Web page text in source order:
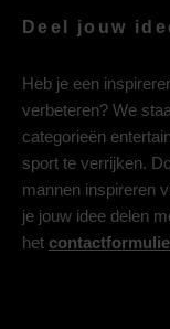
Deel jouw
Heb je een
verbeteren? We
categorieën
sport te verrijken.
mannen inspireren
je jouw idee delen
het